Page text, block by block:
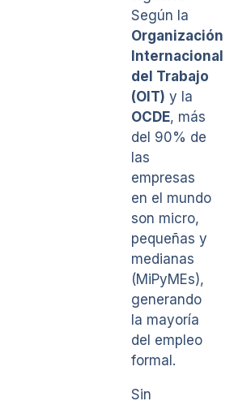
Según la
Organización
Internacional
del Trabajo
(OIT) y la
OCDE, más
del 90% de
las
empresas
en el mundo
son micro,
pequeñas y
medianas
(MiPyMEs),
generando
la mayoría
del empleo
formal.
Sin